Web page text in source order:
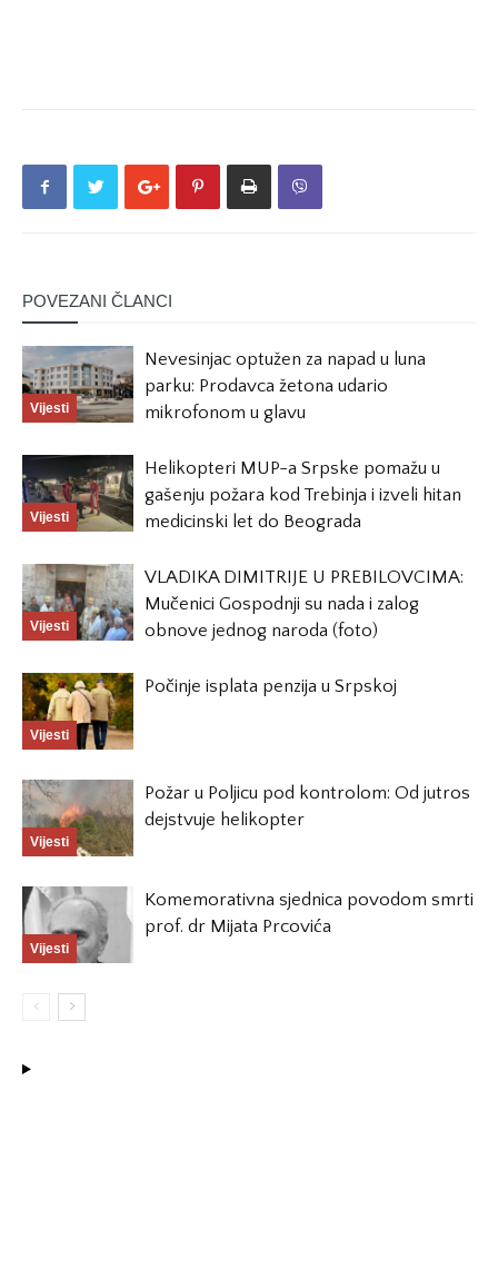
POVEZANI ČLANCI
Vijesti
Nevesinjac optužen za napad u luna
parku: Prodavca žetona udario
mikrofonom u glavu
Vijesti
Helikopteri MUP-a Srpske pomažu u
gašenju požara kod Trebinja i izveli hitan
medicinski let do Beograda
Vijesti
VLADIKA DIMITRIJE U PREBILOVCIMA:
Mučenici Gospodnji su nada i zalog
obnove jednog naroda (foto)
Vijesti
Počinje isplata penzija u Srpskoj
Vijesti
Požar u Poljicu pod kontrolom: Od jutros
dejstvuje helikopter
Vijesti
Komemorativna sjednica povodom smrti
prof. dr Mijata Prcovića